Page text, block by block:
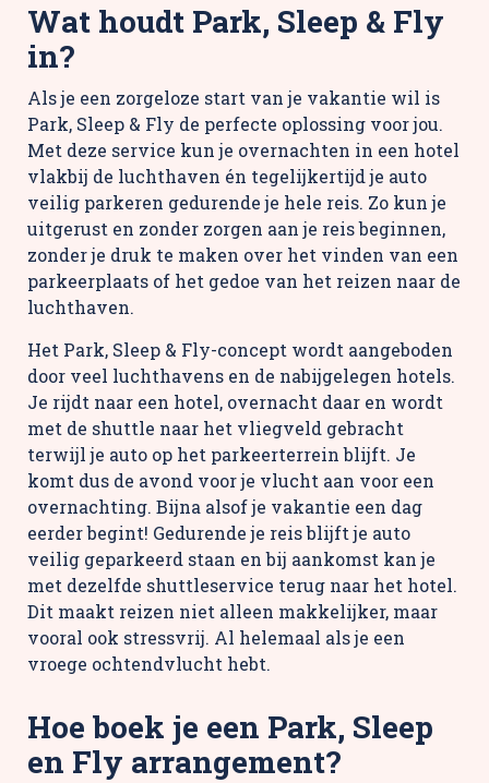
Wat houdt Park, Sleep & Fly
in?
Als je een zorgeloze start van je vakantie wil is
Park, Sleep & Fly de perfecte oplossing voor jou.
Met deze service kun je overnachten in een hotel
vlakbij de luchthaven én tegelijkertijd je auto
veilig parkeren gedurende je hele reis. Zo kun je
uitgerust en zonder zorgen aan je reis beginnen,
zonder je druk te maken over het vinden van een
parkeerplaats of het gedoe van het reizen naar de
luchthaven.
Het Park, Sleep & Fly-concept wordt aangeboden
door veel luchthavens en de nabijgelegen hotels.
Je rijdt naar een hotel, overnacht daar en wordt
met de shuttle naar het vliegveld gebracht
terwijl je auto op het parkeerterrein blijft. Je
komt dus de avond voor je vlucht aan voor een
overnachting. Bijna alsof je vakantie een dag
eerder begint! Gedurende je reis blijft je auto
veilig geparkeerd staan en bij aankomst kan je
met dezelfde shuttleservice terug naar het hotel.
Dit maakt reizen niet alleen makkelijker, maar
vooral ook stressvrij. Al helemaal als je een
vroege ochtendvlucht hebt.
Hoe boek je een Park, Sleep
en Fly arrangement?